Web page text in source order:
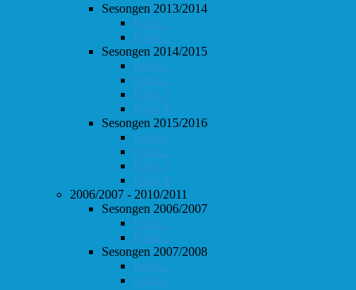
Sesongen 2013/2014
Follo 1
Follo 2
Sesongen 2014/2015
Follo 1
Follo 2
Follo 3
Follo 4
Sesongen 2015/2016
Follo 1
Follo 2
Follo 3
Follo 4
2006/2007 - 2010/2011
Sesongen 2006/2007
Follo 1
Follo 2
Sesongen 2007/2008
Follo 1
Follo 2